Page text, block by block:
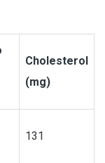
Cholesterol
(mg)
131